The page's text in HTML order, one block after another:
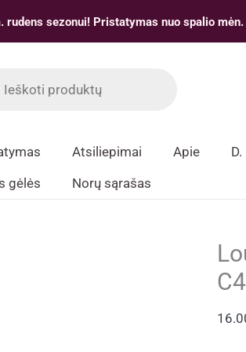
sezonui! Pristatymas nuo spalio mėn.
Atsiliepimai Apie
D.
gėlės Norų sąrašas